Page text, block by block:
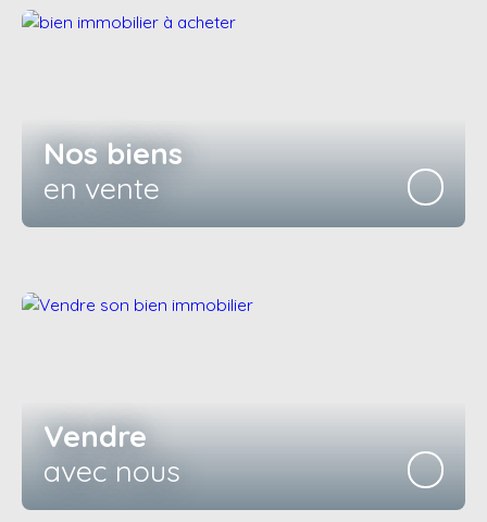
Nos biens
en vente
Vendre
avec nous